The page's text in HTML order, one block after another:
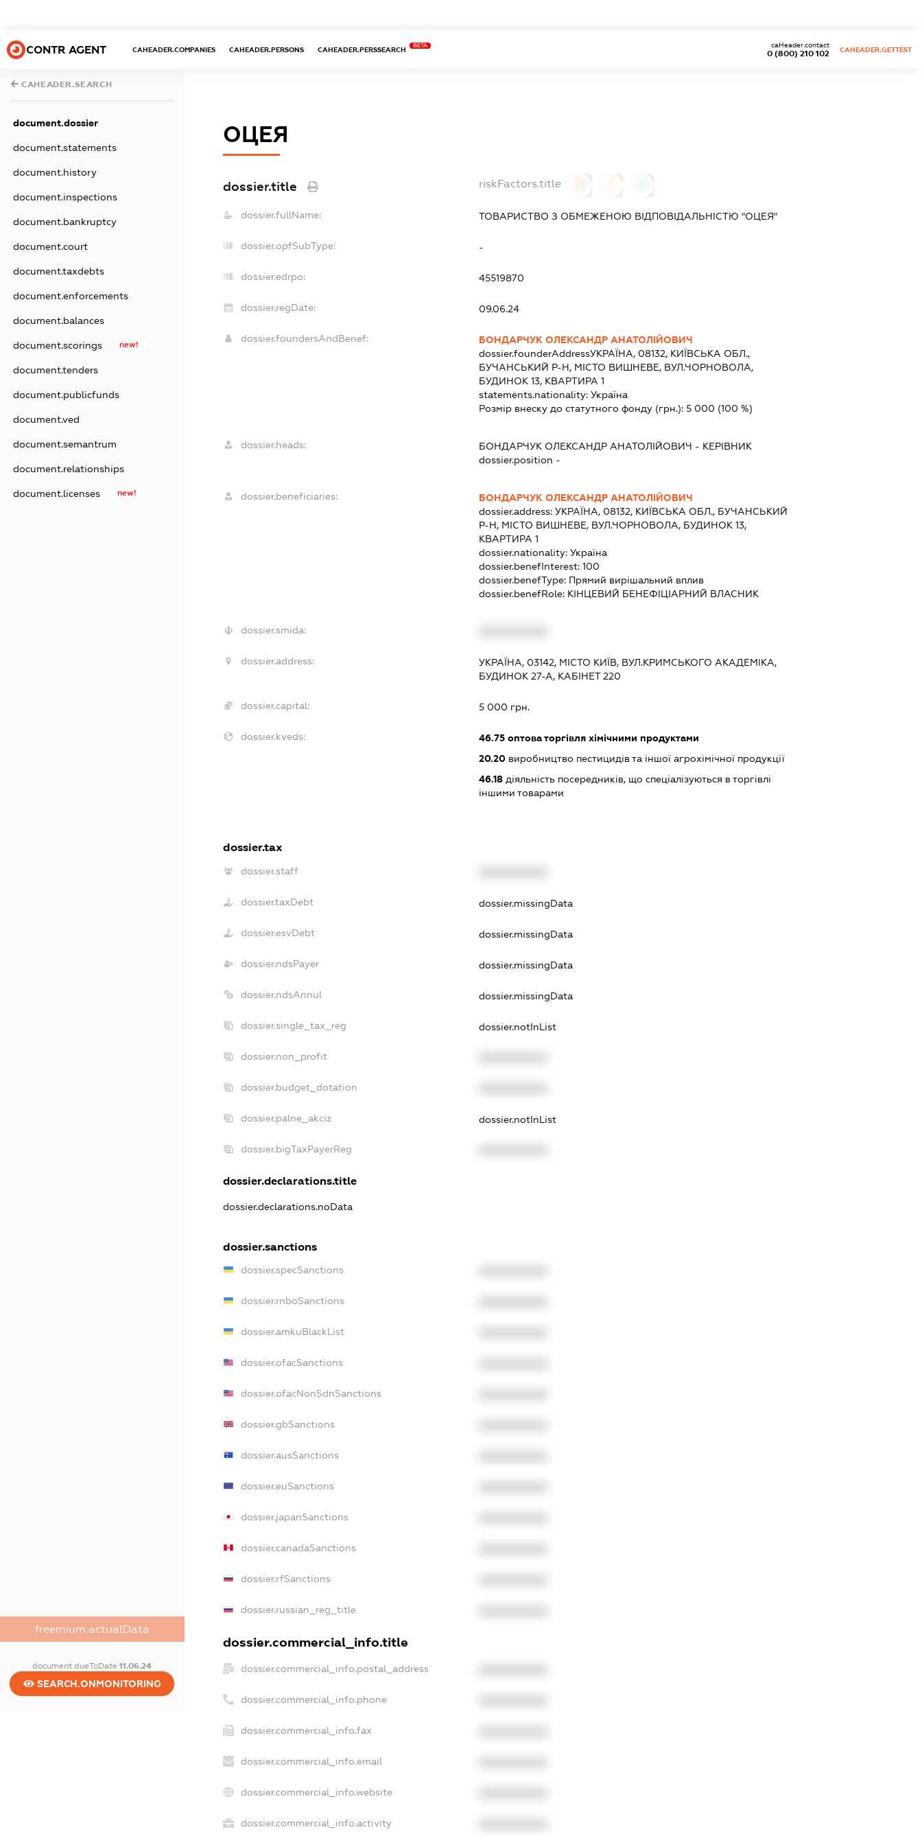
CONTR AGENT CAHEADER.COMPANIES CAHEADER.PERSONS CAHEADER.PERSSEARCH
BETA
0 (800) 210 102
caHeader.contact
CAHEADER.GETTEST
CAHEADER.SEARCH
document.dossier
document.statements
document.history
document.inspections
document.bankruptcy
document.court
document.taxdebts
document.enforcements
document.balances
document.scorings new!
document.tenders
document.publicfunds
document.ved
document.semantrum
document.relationships
document.licenses new!
freemium.actualData
document.dueToDate11.06.24
SEARCH.ONMONITORING
ОЦЕЯ
dossier.title riskFactors.title
dossier.fullName: ТОВАРИСТВО З ОБМЕЖЕНОЮ ВІДПОВІДАЛЬНІСТЮ "ОЦЕЯ"
dossier.opfSubType: -
dossier.edrpo: 45519870
dossier.regDate: 09.06.24
dossier.foundersAndBenef:
БОНДАРЧУК ОЛЕКСАНДР АНАТОЛІЙОВИЧ
dossier.founderAddressУКРАЇНА, 08132, КИЇВСЬКА ОБЛ.,
БУЧАНСЬКИЙ Р-Н, МІСТО ВИШНЕВЕ, ВУЛ.ЧОРНОВОЛА,
БУДИНОК 13, КВАРТИРА 1
statements.nationality: Україна
Розмір внеску до статутного фонду (грн.): 5 000 (100 %)
dossier.heads: БОНДАРЧУК ОЛЕКСАНДР АНАТОЛІЙОВИЧ - КЕРІВНИК
dossier.position -
dossier.beneficiaries:
БОНДАРЧУК ОЛЕКСАНДР АНАТОЛІЙОВИЧ
dossier.address: УКРАЇНА, 08132, КИЇВСЬКА ОБЛ., БУЧАНСЬКИЙ
Р-Н, МІСТО ВИШНЕВЕ, ВУЛ.ЧОРНОВОЛА, БУДИНОК 13,
КВАРТИРА 1
dossier.nationality: Україна
dossier.benefInterest: 100
dossier.benefType: Прямий вирішальний вплив
dossier.benefRole: КІНЦЕВИЙ БЕНЕФІЦІАРНИЙ ВЛАСНИК
dossier.smida:
dossier.address:
УКРАЇНА, 03142, МІСТО КИЇВ, ВУЛ.КРИМСЬКОГО АКАДЕМІКА,
БУДИНОК 27-А, КАБІНЕТ 220
dossier.capital: 5 000 грн.
dossier.kveds: 46.75оптова торгівля хімічними продуктами
20.20виробництво пестицидів та іншої агрохімічної продукції
46.18діяльність посередників, що спеціалізуються в торгівлі
іншими товарами
dossier.tax
dossier.staff
dossier.taxDebt dossier.missingData
dossier.esvDebt dossier.missingData
dossier.ndsPayer dossier.missingData
dossier.ndsAnnul dossier.missingData
dossier.single_tax_reg dossier.notInList
dossier.non_profit
dossier.budget_dotation
dossier.palne_akciz dossier.notInList
dossier.bigTaxPayerReg
dossier.declarations.title
dossier.declarations.noData
dossier.sanctions
dossier.specSanctions
dossier.rnboSanctions
dossier.amkuBlackList
dossier.ofacSanctions
dossier.ofacNonSdnSanctions
dossier.gbSanctions
dossier.ausSanctions
dossier.euSanctions
dossier.japanSanctions
dossier.canadaSanctions
dossier.rfSanctions
dossier.russian_reg_title
dossier.commercial_info.title
dossier.commercial_info.postal_address
dossier.commercial_info.phone
dossier.commercial_info.fax
dossier.commercial_info.email
dossier.commercial_info.website
dossier.commercial_info.activity